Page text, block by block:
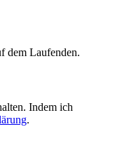
dem Laufenden.
Indem ich
.